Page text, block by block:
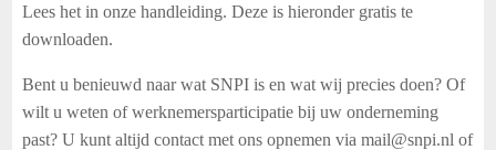
Lees het in onze handleiding. Deze is hieronder gratis te
downloaden.
Bent u benieuwd naar wat SNPI is en wat wij precies doen? Of
wilt u weten of werknemersparticipatie bij uw onderneming
past? U kunt altijd contact met ons opnemen via mail@snpi.nl of